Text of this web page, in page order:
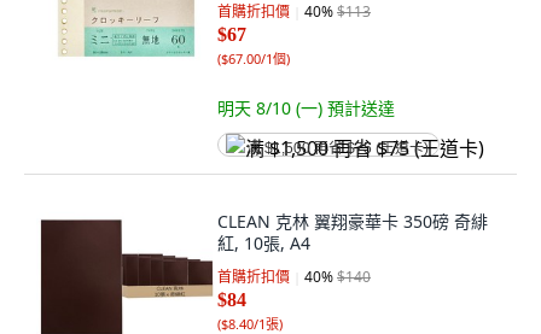
首購折扣價 40%$113
$67
($67.00/1個)
明天 8/10 (一) 預計送達
满 $1,500 再省 $75 (王道卡)
CLEAN 克林 翼翔豪華卡 350磅 奇緋
紅, 10張, A4
首購折扣價 40%$140
$84
($8.40/1張)